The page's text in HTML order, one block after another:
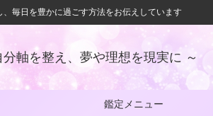
、毎日を豊かに過ごす方法をお伝えしています
軸を整え、夢や理想を現実に ～
鑑定メニュー